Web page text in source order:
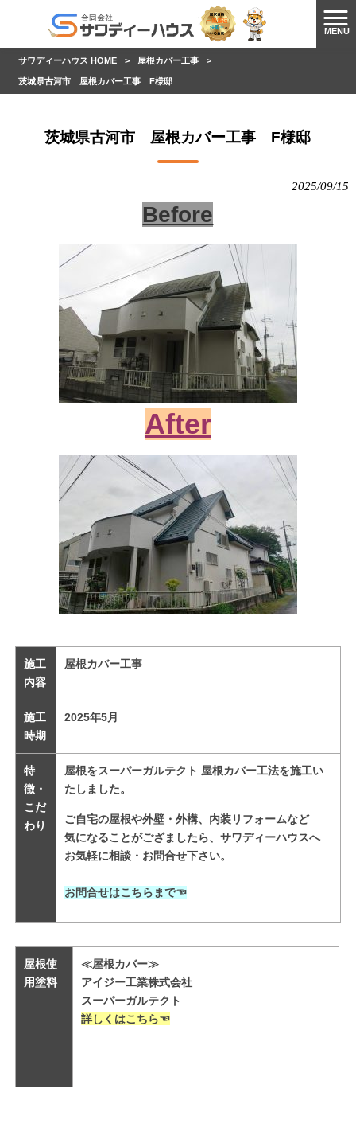
MENU
サワディーハウス HOME > 屋根カバー工事 >
茨城県古河市 屋根カバー工事 F様邸
茨城県古河市 屋根カバー工事 F様邸
2025/09/15
Before
After
施工
内容
屋根カバー工事
施工
時期
2025年5月
特
徴・
こだ
わり
屋根をスーパーガルテクト 屋根カバー工法を施工い
たしました。
ご自宅の屋根や外壁・外構、内装リフォームなど
気になることがござましたら、サワディーハウスへ
お気軽に相談・お問合せ下さい。
お問合せはこちらまで☜
屋根使
用塗料
≪屋根カバー≫
アイジー工業株式会社
スーパーガルテクト
詳しくはこちら☜